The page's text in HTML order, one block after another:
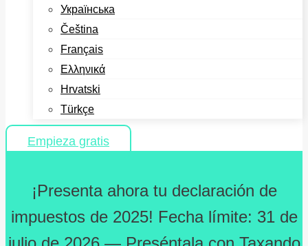
Українська
Čeština
Français
Ελληνικά
Hrvatski
Türkçe
Empieza gratis
¡Presenta ahora tu declaración de
impuestos de 2025! Fecha límite: 31 de